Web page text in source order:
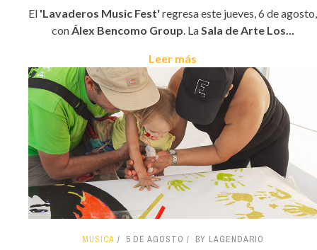
El 'Lavaderos Music Fest' regresa este jueves, 6 de agosto,
con Álex Bencomo Group . La Sala de Arte Los...
Leer más
MÚSICA 5 DE AGOSTO BY LAGENDARIO